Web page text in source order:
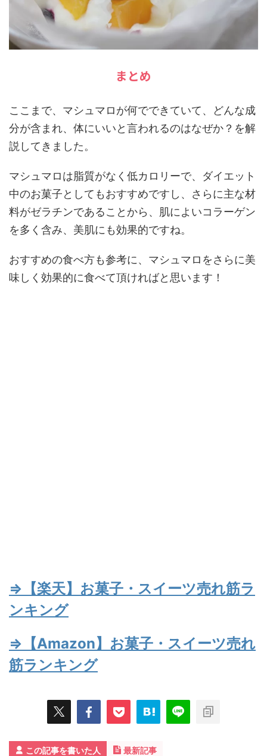
まとめ
ここまで、マシュマロが何でできていて、どんな成
分が含まれ、体にいいと言われるのはなぜか？を解
説してきました。
マシュマロは脂質がなく低カロリーで、ダイエット
中のお菓子としてもおすすめですし、さらに主な材
料がゼラチンであることから、肌によいコラーゲン
を多く含み、美肌にも効果的ですね。
おすすめの食べ方も参考に、マシュマロをさらに美
味しく効果的に食べて頂ければと思います！
⇒【楽天】お菓子・スイーツ売れ筋ラ
ンキング
⇒【Amazon】お菓子・スイーツ売れ
筋ランキング
この記事を書いた人 最新記事